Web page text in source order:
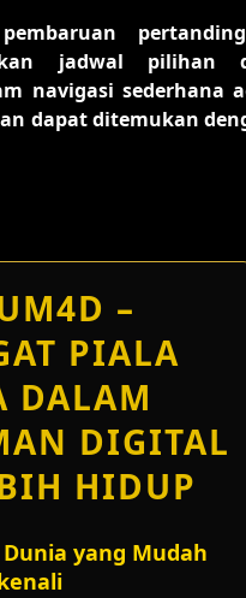
jadwal pilihan
navigasi sederhana
dapat ditemukan
–
PIALA
DALAM
DIGITAL
HIDUP
yang Mudah